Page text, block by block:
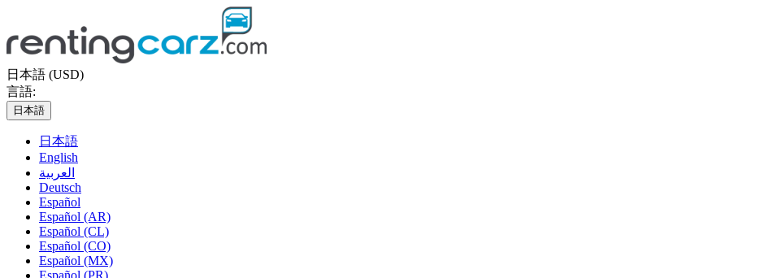
日本語 (USD)
言語:
日本語
日本語
English
العربية
Deutsch
Español
Español (AR)
Español (CL)
Español (CO)
Español (MX)
Español (PR)